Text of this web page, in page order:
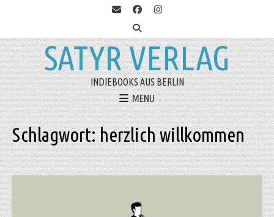
SATYR VERLAG
INDIEBOOKS AUS BERLIN
MENU
Schlagwort:herzlich willkommen